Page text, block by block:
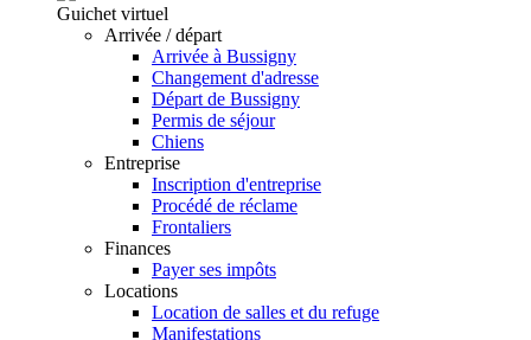
Guichet virtuel
Arrivée / départ
Arrivée à Bussigny
Changement d'adresse
Départ de Bussigny
Permis de séjour
Chiens
Entreprise
Inscription d'entreprise
Procédé de réclame
Frontaliers
Finances
Payer ses impôts
Locations
Location de salles et du refuge
Manifestations